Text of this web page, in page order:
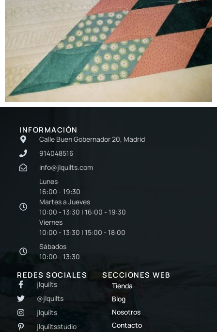
INFORMACIÓN
Calle Buen Gobernador 20, Madrid
914048516
info@jlquilts.com
Lunes
16:00 - 19:30
Martes a Jueves
10:00 - 13:30 | 16:00 - 19:30
Viernes
10:00 - 13:30 | 15:00 - 18:00
Sábados
10:00 - 13:30
REDES SOCIALES
jlquilts
@jlquilts
jlquilts
jlquiltsstudio
SECCIONES WEB
Tienda
Blog
Nosotros
Contacto